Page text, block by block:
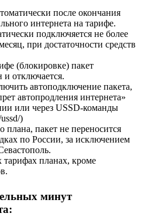
после окончания
интернета на тарифе.
подключяется не более
при достаточности средств
(блокировке) пакет
и отключается.
автоподключение пакета,
автопродления интернета»
или через USSD-команды
)
пакет не переносится
по России, за исключением
тарифах планах, кроме
минут